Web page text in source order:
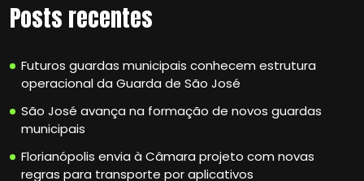
Posts recentes
Futuros guardas municipais conhecem estrutura
operacional da Guarda de São José
São José avança na formação de novos guardas
municipais
Florianópolis envia à Câmara projeto com novas
regras para transporte por aplicativos